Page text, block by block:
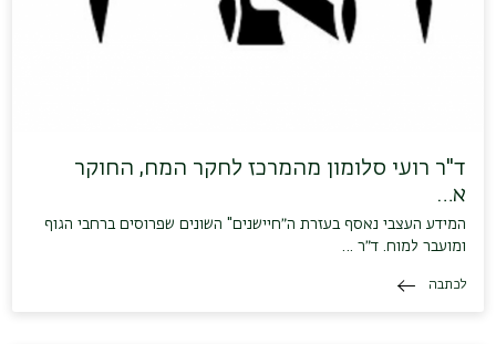
ד"ר רועי סלומון מהמרכז לחקר המח, החוקר
א…
המידע העצבי נאסף בעזרת ה״חיישנים" השונים שפרוסים ברחבי הגוף
ומועבר למוח. ד״ר …
לכתבה